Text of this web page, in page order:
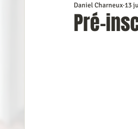
Préinscriptions Coup
Pré-
Daniel Charneux 13